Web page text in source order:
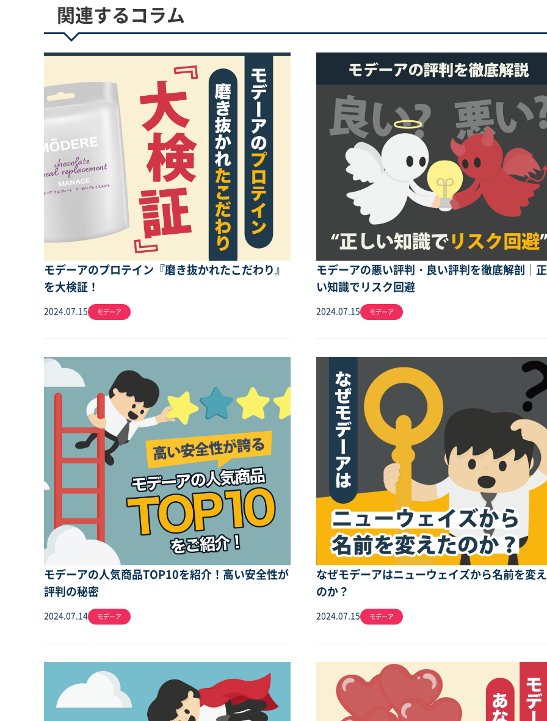
関連するコラム
モデーアのプロテイン『磨き抜かれたこだわり』
を大検証！
2024.07.15 モデーア
モデーアの悪い評判・良い評判を徹底解剖｜
い知識でリスク回避
2024.07.15 モデーア
モデーアの人気商品TOP10を紹介！高い安全性が
評判の秘密
2024.07.14 モデーア
なぜモデーアはニューウェイズから名前を変
のか？
2024.07.15 モデーア